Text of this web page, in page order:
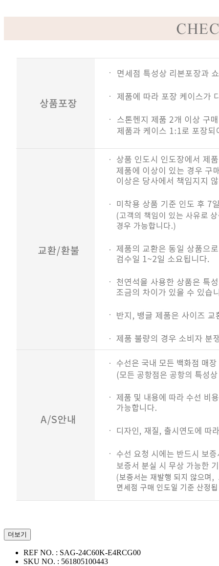
더보기
REF NO. : SAG-24C60K-E4RCG00
SKU NO. : 561805100443